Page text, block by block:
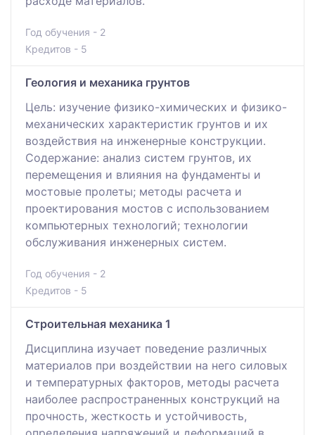
Год обучения - 2
Кредитов - 5
Геология и механика грунтов
Цель: изучение физико-химических и физико-
механических характеристик грунтов и их
воздействия на инженерные конструкции.
Содержание: анализ систем грунтов, их
перемещения и влияния на фундаменты и
мостовые пролеты; методы расчета и
проектирования мостов с использованием
компьютерных технологий; технологии
обслуживания инженерных систем.
Год обучения - 2
Кредитов - 5
Строительная механика 1
Дисциплина изучает поведение различных
материалов при воздействии на него силовых
и температурных факторов, методы расчета
наиболее распространенных конструкций на
прочность, жесткость и устойчивость,